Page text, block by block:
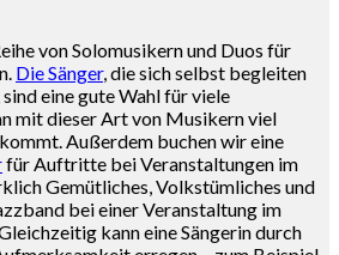
von Solomusikern und Duos für
Die Sänger, die sich selbst begleiten
, sind eine gute Wahl für viele
mit dieser Art von Musikern viel
Außerdem buchen wir eine
für Auftritte bei Veranstaltungen im
Gemütliches, Volkstümliches und
bei einer Veranstaltung im
kann eine Sängerin durch